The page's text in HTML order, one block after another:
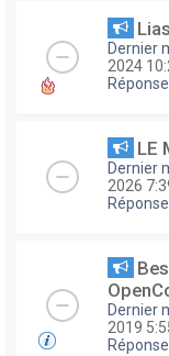
Dernier
2024
LE
Dernier
2026
Dernier
2019